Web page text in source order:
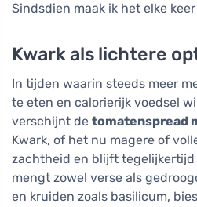
Sindsdien maak ik het elke
Kwark als lichtere
In tijden waarin steeds meer
te eten en calorierijk voedsel
verschijnt de tomatenspread
Kwark, of het nu magere of
zachtheid en blijft
mengt zowel verse als
en kruiden zoals basilicum,